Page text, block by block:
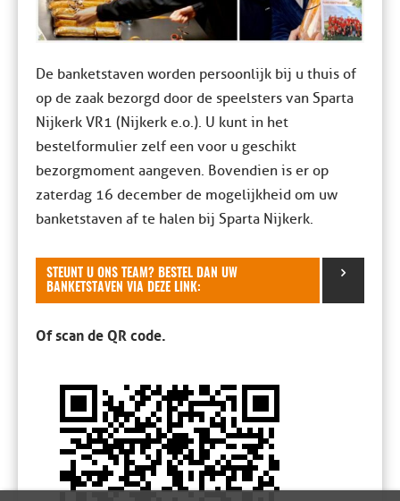
De banketstaven worden persoonlijk bij u thuis of
op de zaak bezorgd door de speelsters van Sparta
Nijkerk VR1 (Nijkerk e.o.). U kunt in het
bestelformulier zelf een voor u geschikt
bezorgmoment aangeven. Bovendien is er op
zaterdag 16 december de mogelijkheid om uw
banketstaven af te halen bij Sparta Nijkerk.
STEUNT U ONS TEAM? BESTEL DAN UW
BANKETSTAVEN VIA DEZE LINK:
Of scan de QR code.